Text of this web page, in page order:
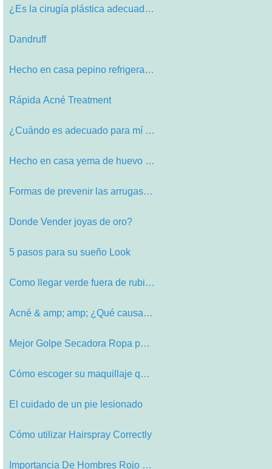
¿Es la cirugía plástica adecuada…
Dandruff
Hecho en casa pepino refrigeración…
Rápida Acné Treatment
¿Cuándo es adecuado para mí para…
Hecho en casa yema de huevo Acondic…
Formas de prevenir las arrugas en u…
Donde Vender joyas de oro?
5 pasos para su sueño Look
Como llegar verde fuera de rubia ha…
Acné & amp; amp; ¿Qué causa Es
Mejor Golpe Secadora Ropa para Todo…
Cómo escoger su maquillaje que es …
El cuidado de un pie lesionado
Cómo utilizar Hairspray Correctly
Importancia De Hombres Rojo Suits